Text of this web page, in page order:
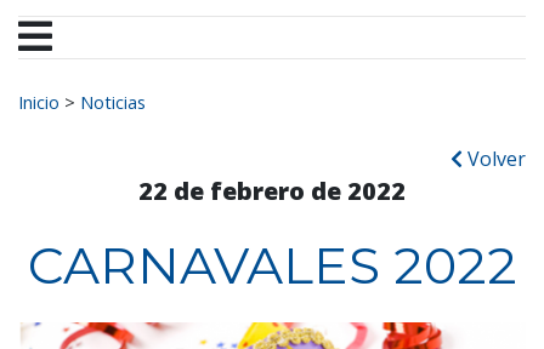
Buscar:
Inicio > Noticias
Volver
22 de febrero de 2022
CARNAVALES 2022